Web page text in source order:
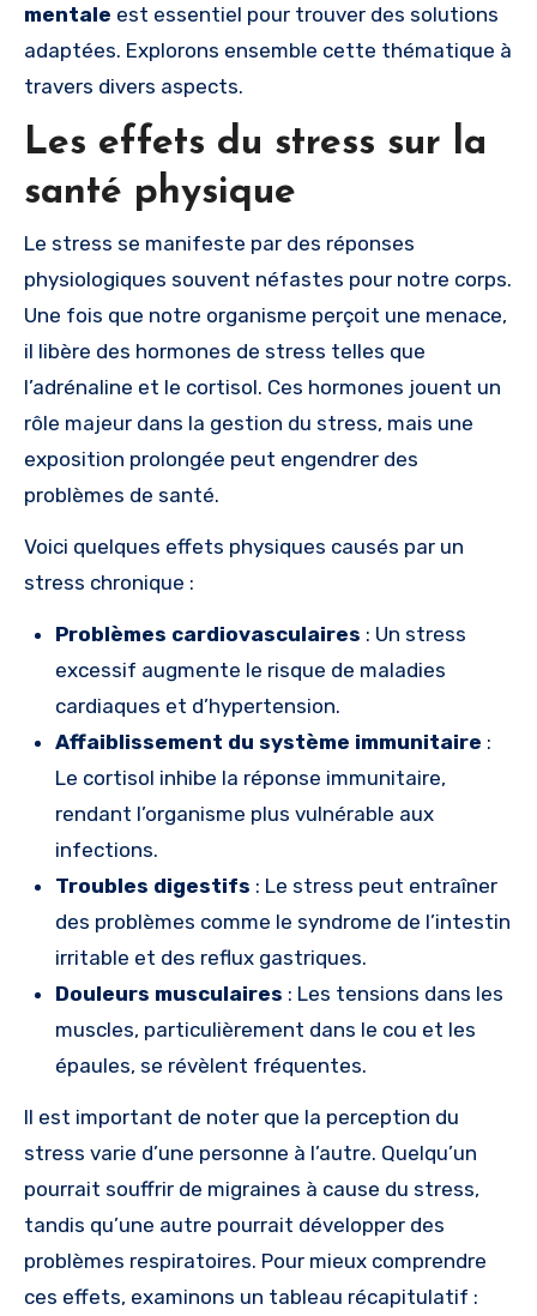
mentale est essentiel pour trouver des solutions
adaptées. Explorons ensemble cette thématique à
travers divers aspects.
Les effets du stress sur la
santé physique
Le stress se manifeste par des réponses
physiologiques souvent néfastes pour notre corps.
Une fois que notre organisme perçoit une menace,
il libère des hormones de stress telles que
l’adrénaline et le cortisol. Ces hormones jouent un
rôle majeur dans la gestion du stress, mais une
exposition prolongée peut engendrer des
problèmes de santé.
Voici quelques effets physiques causés par un
stress chronique :
Problèmes cardiovasculaires : Un stress
excessif augmente le risque de maladies
cardiaques et d’hypertension.
Affaiblissement du système immunitaire :
Le cortisol inhibe la réponse immunitaire,
rendant l’organisme plus vulnérable aux
infections.
Troubles digestifs : Le stress peut entraîner
des problèmes comme le syndrome de l’intestin
irritable et des reflux gastriques.
Douleurs musculaires : Les tensions dans les
muscles, particulièrement dans le cou et les
épaules, se révèlent fréquentes.
Il est important de noter que la perception du
stress varie d’une personne à l’autre. Quelqu’un
pourrait souffrir de migraines à cause du stress,
tandis qu’une autre pourrait développer des
problèmes respiratoires. Pour mieux comprendre
ces effets, examinons un tableau récapitulatif :